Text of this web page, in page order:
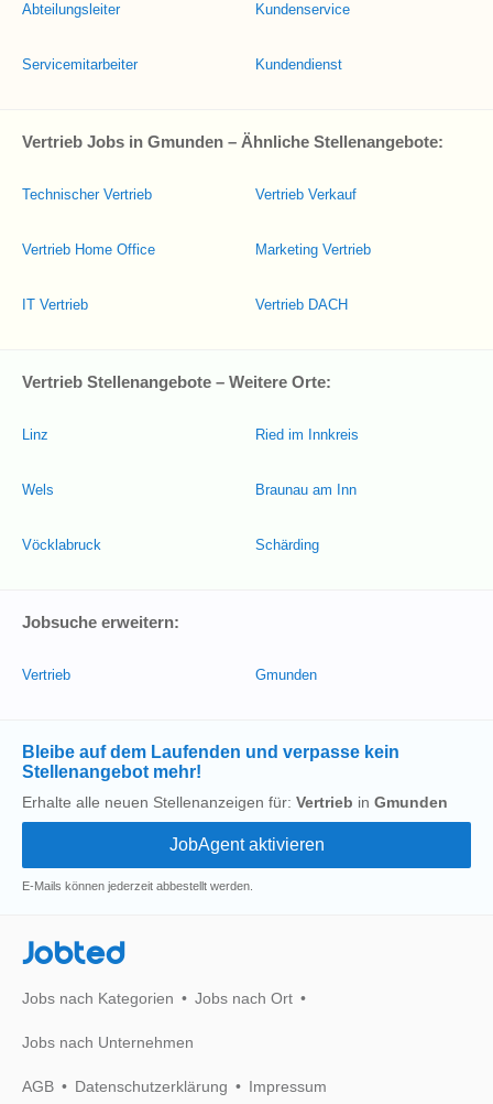
Abteilungsleiter
Servicemitarbeiter
Kundenservice
Kundendienst
Vertrieb Jobs in Gmunden – Ähnliche Stellenangebote:
Technischer Vertrieb
Vertrieb Home Office
IT Vertrieb
Vertrieb Verkauf
Marketing Vertrieb
Vertrieb DACH
Vertrieb Stellenangebote – Weitere Orte:
Linz
Wels
Vöcklabruck
Ried im Innkreis
Braunau am Inn
Schärding
Jobsuche erweitern:
Vertrieb Gmunden
Bleibe auf dem Laufenden und verpasse kein
Stellenangebot mehr!
Erhalte alle neuen Stellenanzeigen für: Vertrieb in Gmunden
E-Mails können jederzeit abbestellt werden.
Jobted
Jobs nach Kategorien Jobs nach Ort
Jobs nach Unternehmen
AGB Datenschutzerklärung Impressum